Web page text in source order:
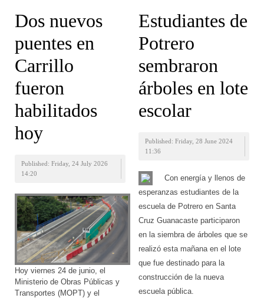
Dos nuevos
puentes en
Carrillo
fueron
habilitados
hoy
Published: Friday, 24 July 2026
14:20
Hoy viernes 24 de junio, el
Ministerio de Obras Públicas y
Transportes (MOPT) y el
Estudiantes de
Potrero
sembraron
árboles en lote
escolar
Published: Friday, 28 June 2024
11:36
Con energía y llenos de
esperanzas estudiantes de la
escuela de Potrero en Santa
Cruz Guanacaste participaron
en la siembra de árboles que se
realizó esta mañana en el lote
que fue destinado para la
construcción de la nueva
escuela pública.